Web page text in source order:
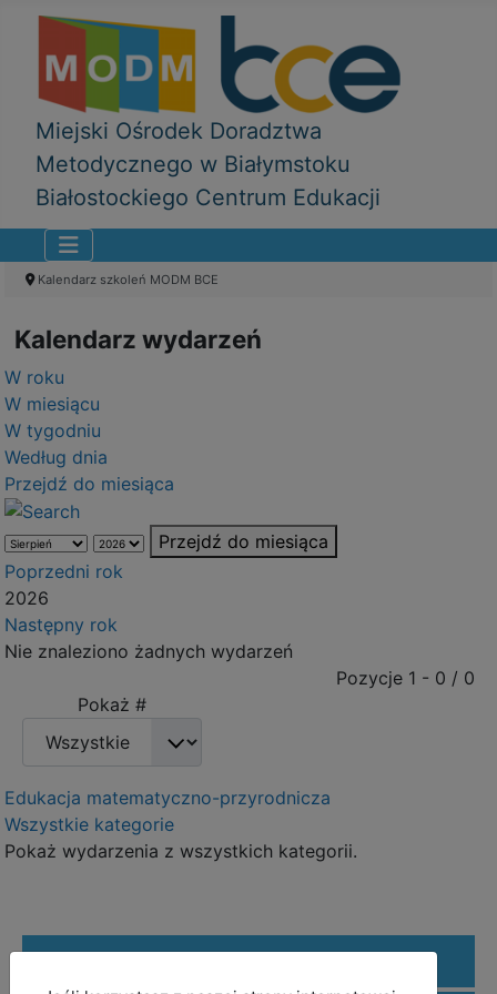
Miejski Ośrodek Doradztwa
Metodycznego w Białymstoku
Białostockiego Centrum Edukacji
Kalendarz szkoleń MODM BCE
Kalendarz wydarzeń
W roku
W miesiącu
W tygodniu
Według dnia
Przejdź do miesiąca
Przejdź do miesiąca
Poprzedni rok
2026
Następny rok
Nie znaleziono żadnych wydarzeń
Pozycje 1 - 0 / 0
Pokaż #
Edukacja matematyczno-przyrodnicza
Wszystkie kategorie
Pokaż wydarzenia z wszystkich kategorii.
REFORMA EDUKACJI